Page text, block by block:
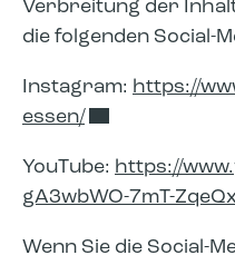
Verbreitung der
die folgenden Social-
Instagram: https://
essen/
YouTube: https://
gA3wbWO-7mT-
Wenn Sie die Social-